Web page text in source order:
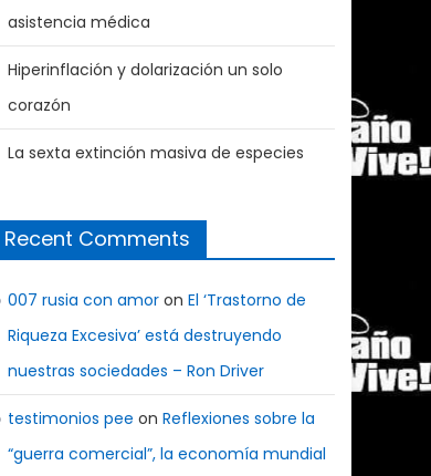
asistencia médica
Hiperinflación y dolarización un solo
corazón
La sexta extinción masiva de especies
Recent Comments
007 rusia con amor onEl ‘Trastorno de
Riqueza Excesiva’ está destruyendo
nuestras sociedades – Ron Driver
testimonios pee onReflexiones sobre la
“guerra comercial”, la economía mundial